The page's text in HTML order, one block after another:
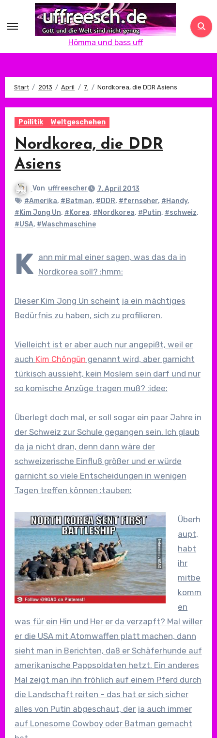
Hömma und bass uff
Start 2013 April 7. Nordkorea, die DDR Asiens
Poilitik Weltgeschehen
Nordkorea, die DDR
Asiens
Von uffreescher
7. April 2013
#Amerika, #Batman, #DDR, #fernseher, #Handy,
#Kim Jong Un, #Korea, #Nordkorea, #Putin, #schweiz,
#USA, #Waschmaschine
K ann mir mal einer sagen, was das da in
Nordkorea soll? :hmm:
Dieser Kim Jong Un scheint ja ein mächtiges
Bedürfnis zu haben, sich zu profilieren.
Vielleicht ist er aber auch nur angepißt, weil er
auch Kim Chŏngŭn genannt wird, aber garnicht
türkisch aussieht, kein Moslem sein darf und nur
so komische Anzüge tragen muß? :idee:
Überlegt doch mal, er soll sogar ein paar Jahre in
der Schweiz zur Schule gegangen sein. Ich glaub
da ja nicht dran, denn dann wäre der
schweizerische Einfluß größer und er würde
garnicht so viele Entscheidungen in wenigen
Tagen treffen können :tauben:
Überh
aupt,
habt
ihr
mitbe
komm
en
was für ein Hin und Her er da verzapft? Mal willer
er die USA mit Atomwaffen platt machen, dann
sieht man in Berichten, daß er Schäferhunde auf
amerikanische Pappsoldaten hetzt. Ein anderes
Mal zeigt man ihn fröhlich auf einem Pferd durch
die Landschaft reiten – das hat er sich sicher
alles von Putin abgeschaut, der ja auch immer
auf Lonesome Cowboy oder Batman gemacht